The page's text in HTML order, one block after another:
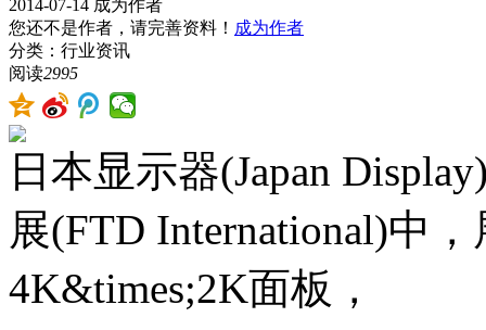
2014-07-14 成为作者
您还不是作者，请完善资料！ 成为作者
分类：行业资讯
阅读2995
日本显示器(Japan
展(FTD International)中
4K&times;2K面板，